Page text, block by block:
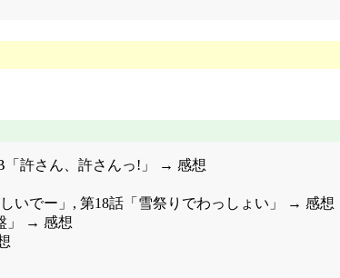
「許さん、許さんっ!」 → 感想
いでー」, 第18話「雪祭りでわっしょい」 → 感想
」 → 感想